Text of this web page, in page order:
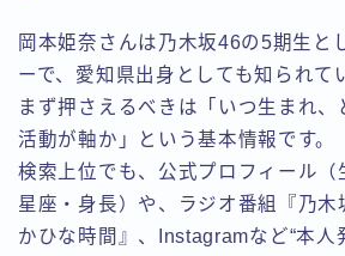
岡本姫奈さんは乃木坂46の5期生と
ーで、愛知県出身としても知られて
まず押さえるべきは「いつ生まれ、
活動が軸か」という基本情報です。
検索上位でも、公式プロフィール（
星座・身長）や、ラジオ番組『乃
かひな時間』、Instagramなど“本人